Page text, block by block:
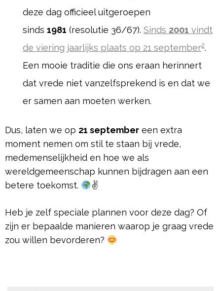
deze dag officieel uitgeroepen
sinds 1981 (resolutie 36/67). Sinds 2001 vindt
de viering jaarlijks plaats op 21 september2.
Een mooie traditie die ons eraan herinnert
dat vrede niet vanzelfsprekend is en dat we
er samen aan moeten werken.
Dus, laten we op 21 september een extra
moment nemen om stil te staan bij vrede,
medemenselijkheid en hoe we als
wereldgemeenschap kunnen bijdragen aan een
betere toekomst.
✌
Heb je zelf speciale plannen voor deze dag? Of
zijn er bepaalde manieren waarop je graag vrede
zou willen bevorderen?